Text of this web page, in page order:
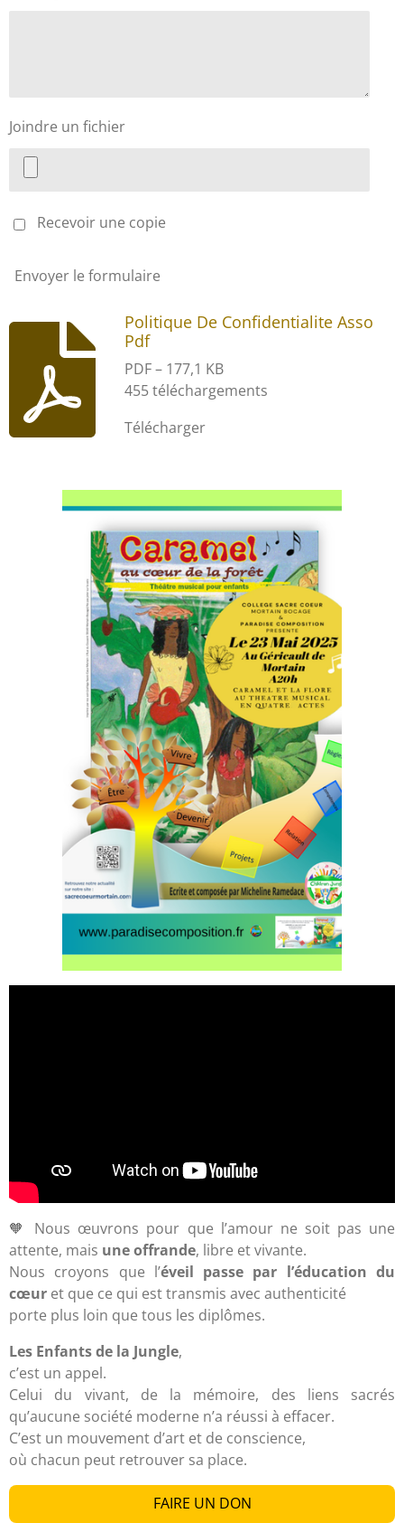
Joindre un fichier
Recevoir une copie
Envoyer le formulaire
Politique De Confidentialite Asso
Pdf
PDF – 177,1 KB
455 téléchargements
Télécharger
🧡 Nous œuvrons pour que l’amour ne soit pas une
attente, mais une offrande, libre et vivante.
Nous croyons que l’éveil passe par l’éducation du
cœur et que ce qui est transmis avec authenticité
porte plus loin que tous les diplômes.
Les Enfants de la Jungle,
c’est un appel.
Celui du vivant, de la mémoire, des liens sacrés
qu’aucune société moderne n’a réussi à effacer.
C’est un mouvement d’art et de conscience,
où chacun peut retrouver sa place.
FAIRE UN DON